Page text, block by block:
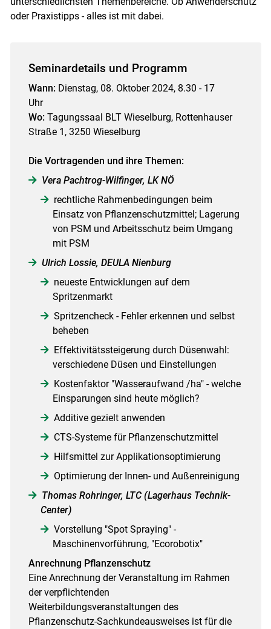
oder Praxistipps - alles ist mit dabei.
Seminardetails und Programm
Wann: Dienstag, 08. Oktober 2024, 8.30 - 17
Uhr
Wo: Tagungssaal BLT Wieselburg, Rottenhauser
Straße 1, 3250 Wieselburg
Die Vortragenden und ihre Themen:
Vera Pachtrog-Wilfinger, LK NÖ
rechtliche Rahmenbedingungen beim
Einsatz von Pflanzenschutzmittel; Lagerung
von PSM und Arbeitsschutz beim Umgang
mit PSM
Ulrich Lossie, DEULA Nienburg
neueste Entwicklungen auf dem
Spritzenmarkt
Spritzencheck - Fehler erkennen und selbst
beheben
Effektivitätssteigerung durch Düsenwahl:
verschiedene Düsen und Einstellungen
Kostenfaktor "Wasseraufwand /ha" - welche
Einsparungen sind heute möglich?
Additive gezielt anwenden
CTS-Systeme für Pflanzenschutzmittel
Hilfsmittel zur Applikationsoptimierung
Optimierung der Innen- und Außenreinigung
Thomas Rohringer, LTC (Lagerhaus Technik-
Center)
Vorstellung "Spot Spraying" -
Maschinenvorführung, "Ecorobotix"
Anrechnung Pflanzenschutz
Eine Anrechnung der Veranstaltung im Rahmen
der verpflichtenden
Weiterbildungsveranstaltungen des
Pflanzenschutz-Sachkundeausweises ist für die